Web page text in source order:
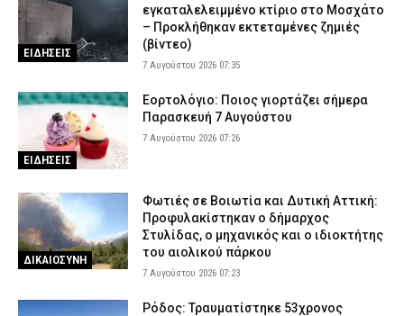
ΕΙΔΗΣΕΙΣ
εγκαταλελειμμένο κτίριο στο Μοσχάτο
– Προκλήθηκαν εκτεταμένες ζημιές
(βίντεο)
7 Αυγούστου 2026 07:35
ΕΙΔΗΣΕΙΣ
Εορτολόγιο: Ποιος γιορτάζει σήμερα
Παρασκευή 7 Αυγούστου
7 Αυγούστου 2026 07:26
ΔΙΚΑΙΟΣΥΝΗ
Φωτιές σε Βοιωτία και Δυτική Αττική:
Προφυλακίστηκαν ο δήμαρχος
Στυλίδας, ο μηχανικός και ο ιδιοκτήτης
του αιολικού πάρκου
7 Αυγούστου 2026 07:23
Ρόδος: Τραυματίστηκε 53χρονος